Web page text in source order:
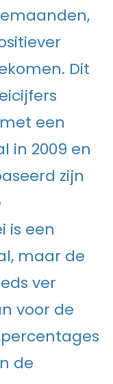
Dit
een
in 2009 en
zijn
is een
maar de
ver
voor de
de